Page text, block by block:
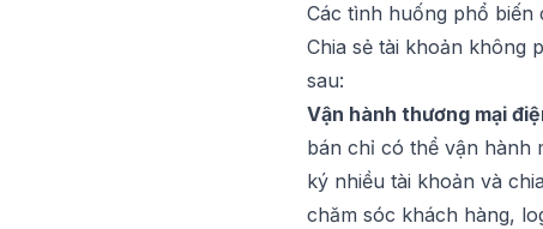
Các tình huống phổ biến
Chia sẻ tài khoản không
sau:
Vận hành thương mại
bán chỉ có thể vận hành
ký nhiều tài khoản và
chăm sóc khách hàng,